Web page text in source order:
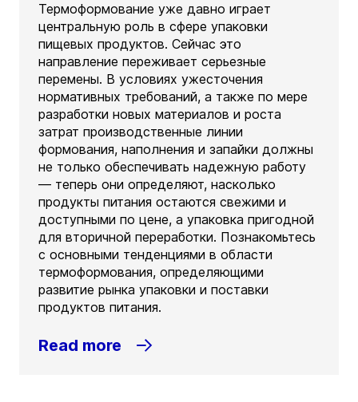
Термоформование уже давно играет
центральную роль в сфере упаковки
пищевых продуктов. Сейчас это
направление переживает серьезные
перемены. В условиях ужесточения
нормативных требований, а также по мере
разработки новых материалов и роста
затрат производственные линии
формования, наполнения и запайки должны
не только обеспечивать надежную работу
— теперь они определяют, насколько
продукты питания остаются свежими и
доступными по цене, а упаковка пригодной
для вторичной переработки. Познакомьтесь
с основными тенденциями в области
термоформования, определяющими
развитие рынка упаковки и поставки
продуктов питания.
Read more